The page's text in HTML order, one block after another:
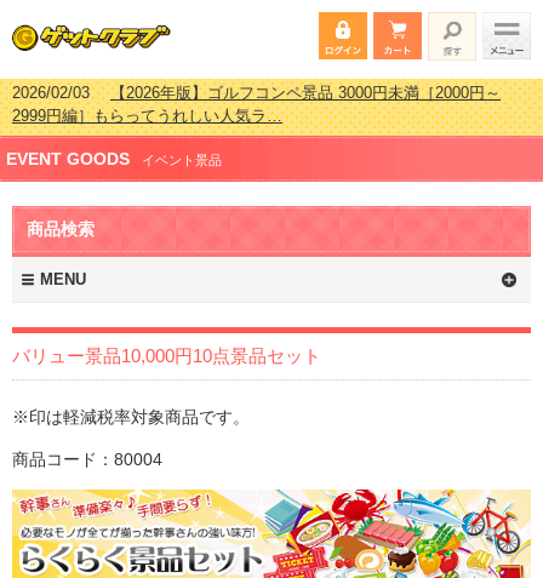
2026/02/03【2026年版】ゴルフコンペ景品 3000円未満［2000円～
2999円編］もらってうれしい人気ラ…
2026/07/15【2026年版】ビンゴゲーム景品おすすめ金額別人気ランキ
ング 更新しました！
2026/04/03【2026年版】ゴルフコンペ景品 3000円未満［2000円～
2999円編］もらってうれしい人気ラ…
2026/02/16
新しました！
EVENT GOODS イベント景品
商品検索
MENU
バリュー景品10,000円10点景品セット
※印は軽減税率対象商品です。
商品コード：80004